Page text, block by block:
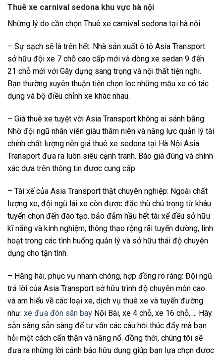
Thuê xe carnival sedona khu vực hà nội
Những lý do cần chọn Thuê xe carnival sedona tại hà nội:
– Sự sạch sẽ là trên hết: Nhà sản xuất ô tô Asia Transport
sở hữu đội xe 7 chỗ cao cấp mới và dòng xe sedan 9 đến
21 chỗ mới với Gây dựng sang trọng và nội thất tiện nghi.
Bạn thường xuyên thuận tiện chọn lọc những mẫu xe có tác
dụng và bộ điều chỉnh xe khác nhau.
– Giá thuê xe tuyệt vời Asia Transport không ai sánh bằng:
Nhờ đội ngũ nhân viên giàu thâm niên và năng lực quản lý tài
chính chất lượng nên giá thuê xe sedona tại Hà Nội Asia
Transport đưa ra luôn siêu cạnh tranh. Báo giá đúng và chính
xác dựa trên thông tin được cung cấp.
– Tài xế của Asia Transport thật chuyên nghiệp: Ngoài chất
lượng xe, đội ngũ lái xe còn được đặc thù chú trọng từ khâu
tuyển chọn đến đào tạo. bảo đảm hầu hết tài xế đều sở hữu
kĩ năng và kinh nghiệm, thông thạo rộng rãi tuyến đường, linh
hoạt trong các tình huống quản lý và sở hữu thái độ chuyên
dụng cho tận tình.
– Hăng hái, phục vụ nhanh chóng, hợp đồng rõ ràng: Đội ngũ
trả lời của Asia Transport sở hữu trình độ chuyên môn cao
và am hiểu về các loại xe, dịch vụ thuê xe và tuyến đường
như: xe đưa đón sân bay Nội Bài, xe 4 chỗ, xe 16 chỗ,…. Hãy
sẵn sàng sẵn sàng để tư vấn các câu hỏi thúc đẩy mà bạn
hỏi một cách cẩn thận và năng nổ. đồng thời, chúng tôi sẽ
đưa ra những lời cảnh báo hữu dụng giúp bạn lựa chọn được